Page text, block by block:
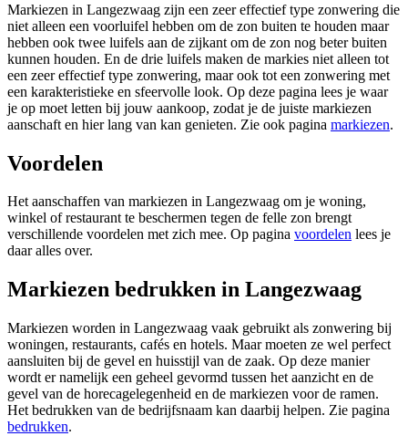
Markiezen in Langezwaag zijn een zeer effectief type zonwering die
niet alleen een voorluifel hebben om de zon buiten te houden maar
hebben ook twee luifels aan de zijkant om de zon nog beter buiten
kunnen houden. En de drie luifels maken de markies niet alleen tot
een zeer effectief type zonwering, maar ook tot een zonwering met
een karakteristieke en sfeervolle look. Op deze pagina lees je waar
je op moet letten bij jouw aankoop, zodat je de juiste markiezen
aanschaft en hier lang van kan genieten. Zie ook pagina markiezen.
Voordelen
Het aanschaffen van markiezen in Langezwaag om je woning,
winkel of restaurant te beschermen tegen de felle zon brengt
verschillende voordelen met zich mee. Op pagina voordelen lees je
daar alles over.
Markiezen bedrukken in Langezwaag
Markiezen worden in Langezwaag vaak gebruikt als zonwering bij
woningen, restaurants, cafés en hotels. Maar moeten ze wel perfect
aansluiten bij de gevel en huisstijl van de zaak. Op deze manier
wordt er namelijk een geheel gevormd tussen het aanzicht en de
gevel van de horecagelegenheid en de markiezen voor de ramen.
Het bedrukken van de bedrijfsnaam kan daarbij helpen. Zie pagina
bedrukken.